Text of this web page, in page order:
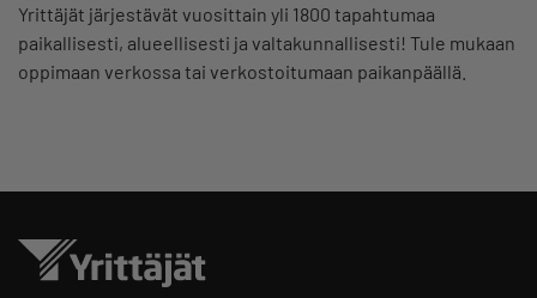
Yrittäjät järjestävät vuosittain yli 1800 tapahtumaa
paikallisesti, alueellisesti ja valtakunnallisesti! Tule mukaan
oppimaan verkossa tai verkostoitumaan paikanpäällä.